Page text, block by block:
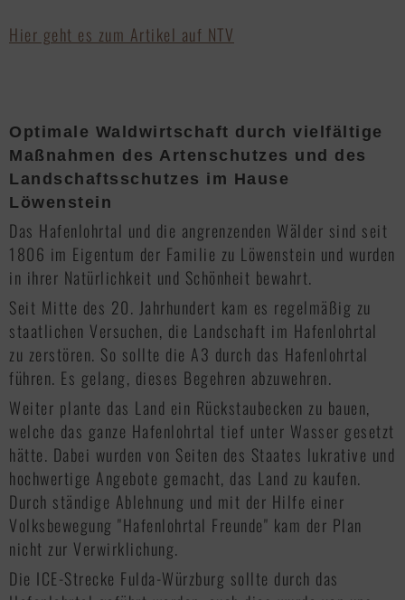
Hier geht es zum Artikel auf NTV
Optimale Waldwirtschaft durch vielfältige
Maßnahmen des Artenschutzes und des
Landschaftsschutzes im Hause
Löwenstein
Das Hafenlohrtal und die angrenzenden Wälder sind seit
1806 im Eigentum der Familie zu Löwenstein und wurden
in ihrer Natürlichkeit und Schönheit bewahrt.
Seit Mitte des 20. Jahrhundert kam es regelmäßig zu
staatlichen Versuchen, die Landschaft im Hafenlohrtal
zu zerstören. So sollte die A3 durch das Hafenlohrtal
führen. Es gelang, dieses Begehren abzuweh­ren.
Weiter plante das Land ein Rückstaubecken zu bauen,
welche das ganze Hafenlohrtal tief unter Wasser gesetzt
hätte. Dabei wurden von Seiten des Staates lukrative und
hochwertige Angebote gemacht, das Land zu kaufen.
Durch ständige Ablehnung und mit der Hilfe einer
Volksbewegung "Hafenlohrtal Freunde" kam der Plan
nicht zur Verwirklichung.
Die ICE-Strecke Fulda-Würzburg sollte durch das